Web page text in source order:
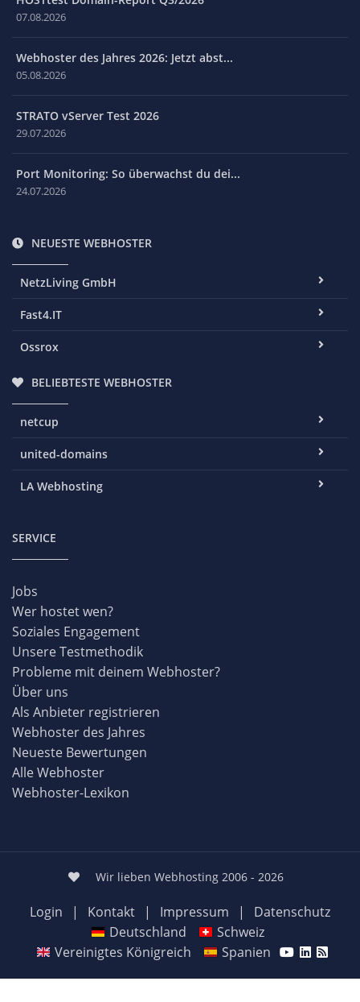
07.08.2026
Webhoster des Jahres 2026: Jetzt abst...
05.08.2026
STRATO vServer Test 2026
29.07.2026
Port Monitoring: So überwachst du dei...
24.07.2026
NEUESTE WEBHOSTER
NetzLiving GmbH
Fast4.IT
Ossrox
BELIEBTESTE WEBHOSTER
netcup
united-domains
LA Webhosting
SERVICE
Jobs
Wer hostet wen?
Soziales Engagement
Unsere Testmethodik
Probleme mit deinem Webhoster?
Über uns
Als Anbieter registrieren
Webhoster des Jahres
Neueste Bewertungen
Alle Webhoster
Webhoster-Lexikon
Wir lieben Webhosting 2006 - 2026
Login | Kontakt | Impressum |
Datenschutz
Deutschland
Schweiz
Vereinigtes Königreich
Spanien